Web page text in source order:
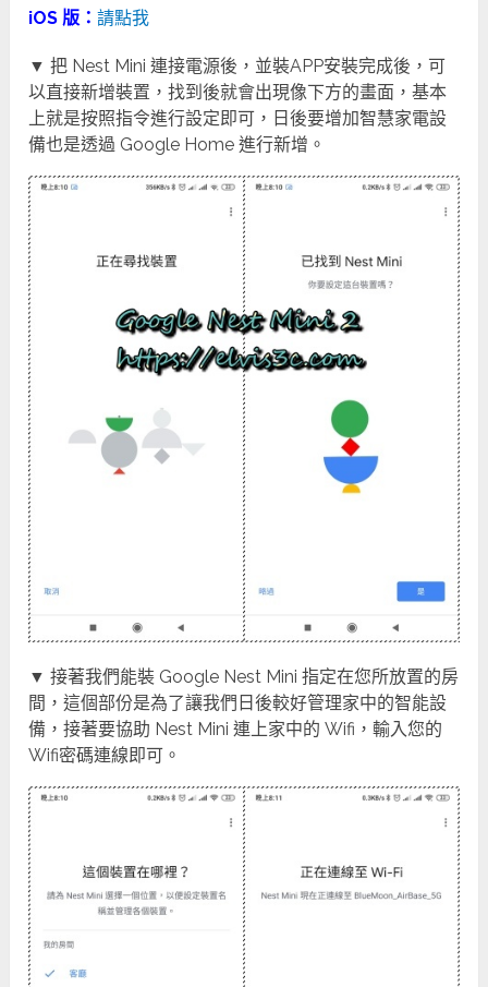
iOS 版：請點我
▼ 把 Nest Mini 連接電源後，並裝APP安裝完成後，可
以直接新增裝置，找到後就會出現像下方的畫面，基本
上就是按照指令進行設定即可，日後要增加智慧家電設
備也是透過 Google Home 進行新增。
▼ 接著我們能裝 Google Nest Mini 指定在您所放置的房
間，這個部份是為了讓我們日後較好管理家中的智能設
備，接著要協助 Nest Mini 連上家中的 Wifi，輸入您的
Wifi密碼連線即可。